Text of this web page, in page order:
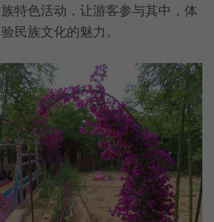
特色活动，让游客参与其中，体
验民族文化的魅力。